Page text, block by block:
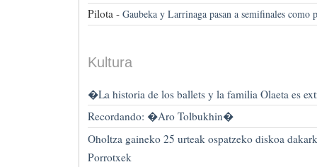
Pilota - Gaubeka y Larrinaga pasan a semifinales como
Kultura
�La historia de los ballets y la familia Olaeta es
Recordando: �Aro Tolbukhin�
Oholtza gaineko 25 urteak ospatzeko diskoa
Porrotxek